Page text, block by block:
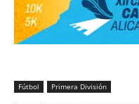
Fútbol Primera División